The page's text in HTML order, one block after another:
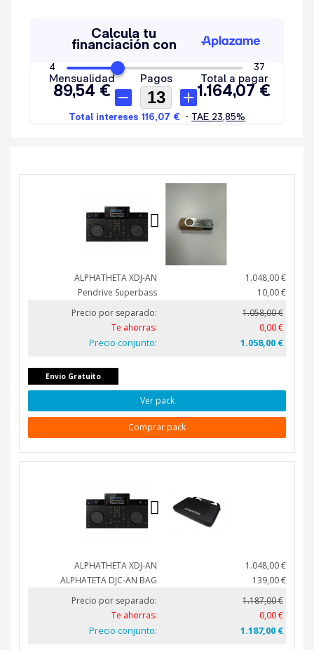
ALPHATHETA XDJ-AN
1.048,00 €
Pendrive Superbass
10,00 €
Precio por separado:
1.058,00 €
Te ahorras:
0,00 €
Precio conjunto: 1.058,00 €
Envio Gratuito
Ver pack
Comprar pack
ALPHATHETA XDJ-AN
1.048,00 €
ALPHATETA DJC-AN BAG
139,00 €
Precio por separado:
1.187,00 €
Te ahorras:
0,00 €
Precio conjunto: 1.187,00 €